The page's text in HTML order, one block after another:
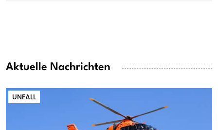
Aktuelle Nachrichten
UNFALL